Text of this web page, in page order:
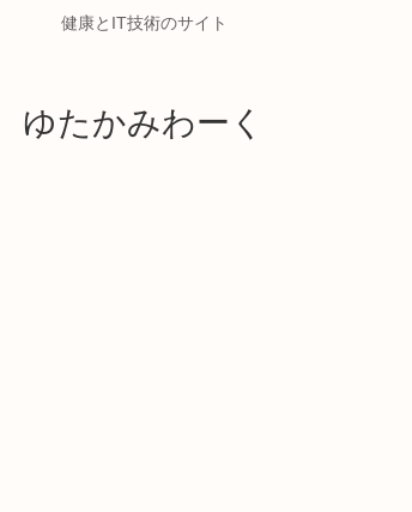
健康とIT技術のサイト
ゆたかみわーく